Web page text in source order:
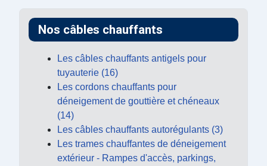
Nos câbles chauffants
Les câbles chauffants antigels pour
tuyauterie (16)
Les cordons chauffants pour
déneigement de gouttière et chéneaux
(14)
Les câbles chauffants autorégulants (3)
Les trames chauffantes de déneigement
extérieur - Rampes d'accès, parkings,